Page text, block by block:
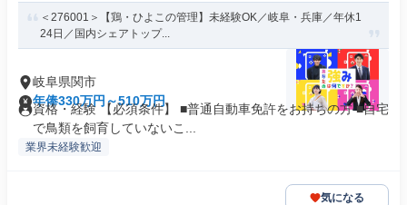
＜276001＞【鶏・ひよこの管理】未経験OK／岐阜・兵庫／年休1
24日／国内シェアトップ...
岐阜県関市
年俸330万円～510万円
資格・経験 【必須条件】 ■普通自動車免許をお持ちの方 ■自宅
で鳥類を飼育していないこ...
業界未経験歓迎
気になる